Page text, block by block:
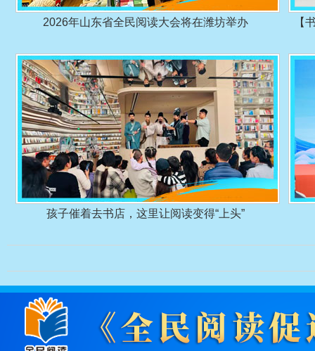
2026年山东省全民阅读大会将在潍坊举办 【
孩子催着去书店，这里让阅读变得“上头”